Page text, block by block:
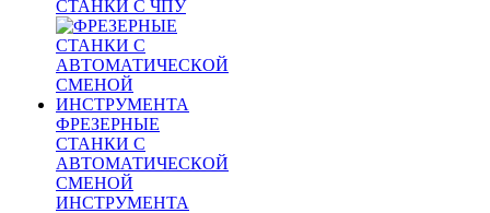
СТАНКИ С ЧПУ
ФРЕЗЕРНЫЕ
СТАНКИ С
АВТОМАТИЧЕСКОЙ
СМЕНОЙ
ИНСТРУМЕНТА